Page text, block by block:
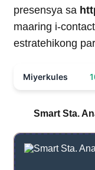
presensya sa
maaring i-
estratehikong
Miyerkules
Smart Sta.